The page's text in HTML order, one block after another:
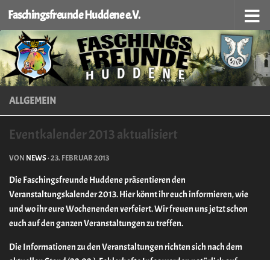
Zum Inhalt springen
Faschingsfreunde Huddene e.V.
ALLGEMEIN
Eventkalender 2013 aktualisiert
VON NEWS·23. FEBRUAR 2013
Die Faschingsfreunde Huddene präsentieren den
Veranstaltungskalender 2013. Hier könnt ihr euch informieren, wie
und wo ihr eure Wochenenden verfeiert. Wir freuen uns jetzt schon
euch auf den ganzen Veranstaltungen zu treffen.
Die Informationen zu den Veranstaltungen richten sich nach dem